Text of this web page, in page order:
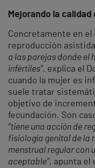
Mejorando la calidad
Concretamente en
reproducción
a las parejas donde el
infértiles”, explica el
cuando la mujer es
suele tratar
objetivo de
fecundación. Son
“tiene una acción de
fisiología genital de la
menstrual regular con
aceptable”, apunta el